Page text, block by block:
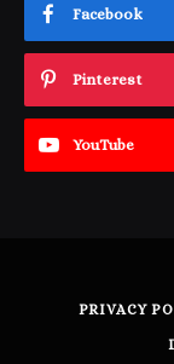
Facebook
Pinterest
YouTube
PRIVACY